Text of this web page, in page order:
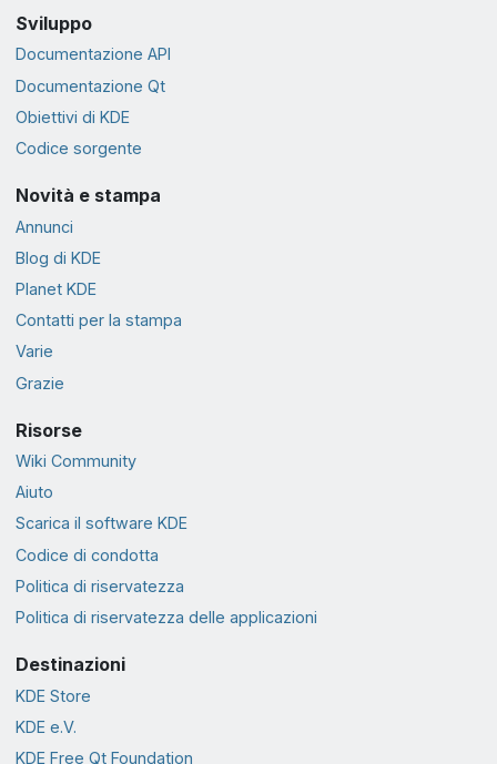
Sviluppo
Documentazione API
Documentazione Qt
Obiettivi di KDE
Codice sorgente
Novità e stampa
Annunci
Blog di KDE
Planet KDE
Contatti per la stampa
Varie
Grazie
Risorse
Wiki Community
Aiuto
Scarica il software KDE
Codice di condotta
Politica di riservatezza
Politica di riservatezza delle applicazioni
Destinazioni
KDE Store
KDE e.V.
KDE Free Qt Foundation